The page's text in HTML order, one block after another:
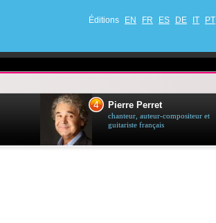
Éditions EN FR ES DE IT PT
4 Pierre Perret
chanteur, auteur-compositeur et
guitariste français